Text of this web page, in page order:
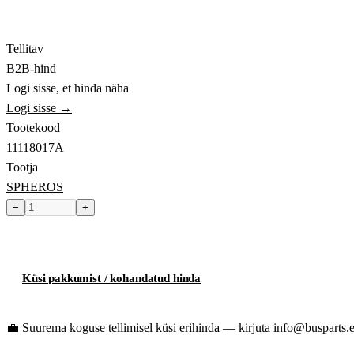
Tellitav
B2B-hind
Logi sisse, et hinda näha
Logi sisse →
Tootekood
11118017A
Tootja
SPHEROS
− +
Küsi pakkumist / kohandatud hinda
💼 Suurema koguse tellimisel küsi erihinda — kirjuta